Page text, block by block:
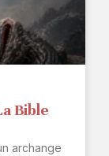
Bible
archange